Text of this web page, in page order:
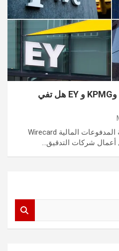
شركات PwC و Deloitte وKPMG و EY هل تفي
يبدو أن فضيحة انهيار مجموعة المدفوعات المالية Wirecard
أعمال شركات التدقيق…